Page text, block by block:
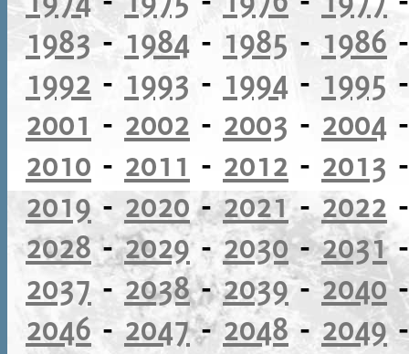
1983- 1984 - 1985 - 1986
1992 - 1993 - 1994 - 1995
2001 - 2002 - 2003 - 2004
2010 - 2011 - 2012 - 2013
2019-2020-2021- 2022
2028-2029-2030-2031
2037 - 2038-2039-2040
2046 - 2047-2048- 2049